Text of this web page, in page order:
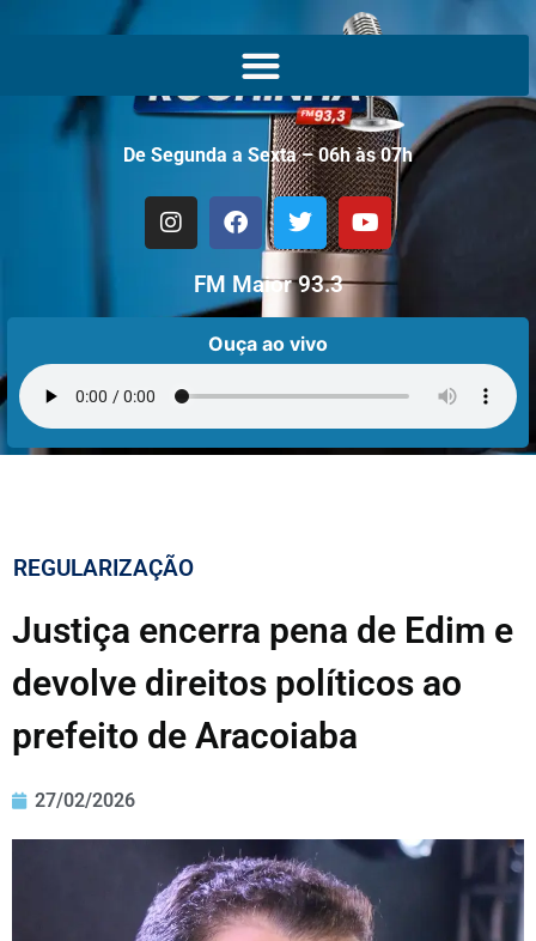
De Segunda a Sexta – 06h às 07h
FM Maior 93.3
Ouça ao vivo
REGULARIZAÇÃO
Justiça encerra pena de Edim e
devolve direitos políticos ao
prefeito de Aracoiaba
27/02/2026